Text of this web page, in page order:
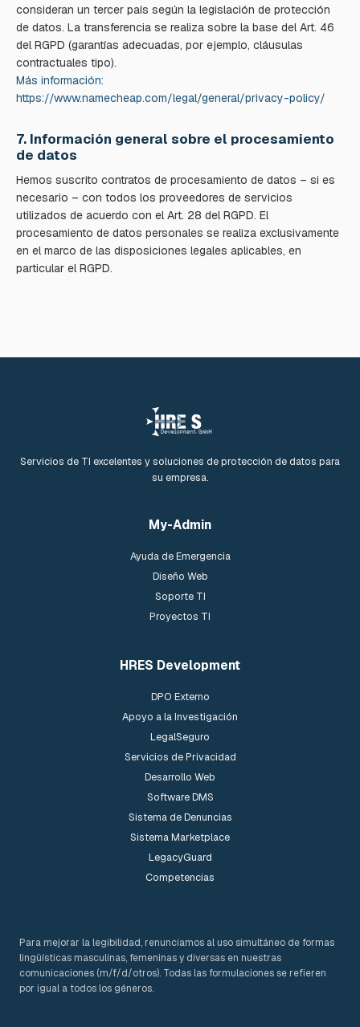
consideran un tercer país según la legislación de protección
de datos. La transferencia se realiza sobre la base del Art. 46
del RGPD (garantías adecuadas, por ejemplo, cláusulas
contractuales tipo).
Más información:
https://www.namecheap.com/legal/general/privacy-policy/
7. Información general sobre el procesamiento
de datos
Hemos suscrito contratos de procesamiento de datos – si es
necesario – con todos los proveedores de servicios
utilizados de acuerdo con el Art. 28 del RGPD. El
procesamiento de datos personales se realiza exclusivamente
en el marco de las disposiciones legales aplicables, en
particular el RGPD.
Servicios de TI excelentes y soluciones de protección de datos para
su empresa.
My-Admin
Ayuda de Emergencia
Diseño Web
Soporte TI
Proyectos TI
HRES Development
DPO Externo
Apoyo a la Investigación
LegalSeguro
Servicios de Privacidad
Desarrollo Web
Software DMS
Sistema de Denuncias
Sistema Marketplace
LegacyGuard
Competencias
Para mejorar la legibilidad, renunciamos al uso simultáneo de formas
lingüísticas masculinas, femeninas y diversas en nuestras
comunicaciones (m/f/d/otros). Todas las formulaciones se refieren
por igual a todos los géneros.